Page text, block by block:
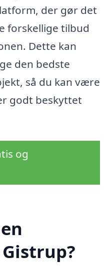
der gør det
forskellige tilbud
Dette kan
den bedste
så du kan være
godt beskyttet
og